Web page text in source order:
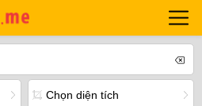
Chọn diện tích